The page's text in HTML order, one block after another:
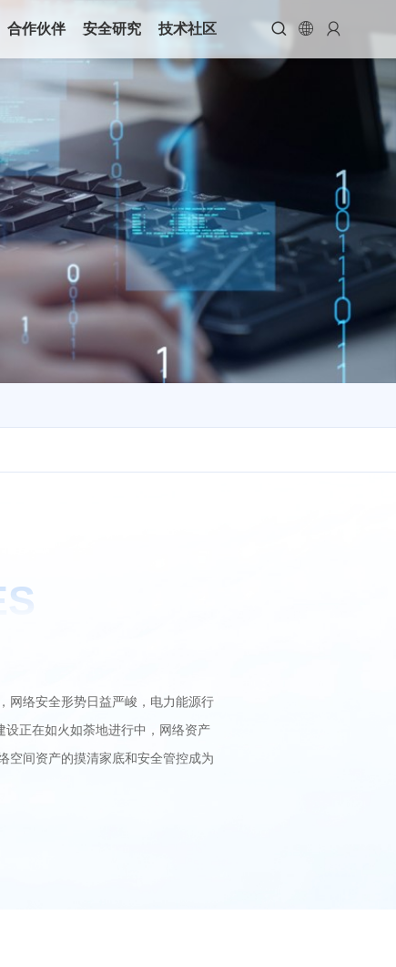
合作伙伴 安全研究 技术社区   
网络安全形势日益严峻，电力能源行
设正在如火如荼地进行中，网络资产
空间资产的摸清家底和安全管控成为